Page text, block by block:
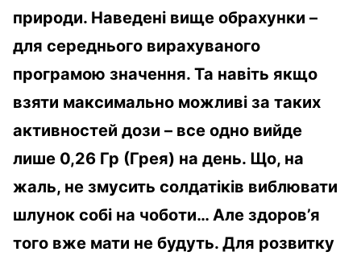
природи. Наведені вище обрахунки –
для середнього вирахуваного
програмою значення. Та навіть якщо
взяти максимально можливі за таких
активностей дози – все одно вийде
лише 0,26 Гр (Грея) на день. Що, на
жаль, не змусить солдатіків виблювати
шлунок собі на чоботи… Але здоров’я
того вже мати не будуть. Для розвитку